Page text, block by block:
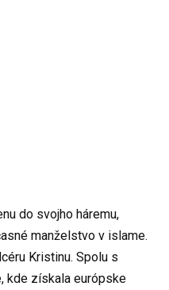
do svojho háremu,
manželstvo v islame.
Kristinu. Spolu s
kde získala európske